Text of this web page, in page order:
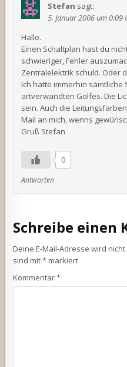
Stefan sagt:
5. Januar 2006 um 0:09
Hallo.
Einen Schaltplan hast du
schwieriger, Fehler
Zentralelektrik schuld. Oder
Ich hätte immerhin
artverwandten Golfes. Die
sein. Auch die
Mail an mich, wenns
Gruß Stefan
0
Antworten
Schreibe einen
Deine E-Mail-Adresse wird
sind mit*markiert
Kommentar*